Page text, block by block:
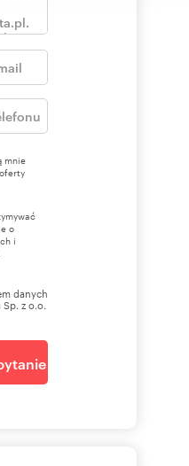
an individual
się
mnie
o
i
danych
z o.o.